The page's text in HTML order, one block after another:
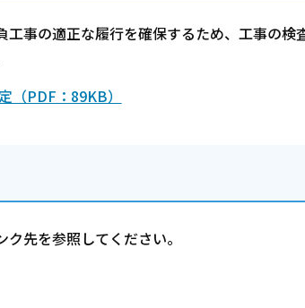
工事の適正な履行を確保するため、工事の
（PDF：89KB）
先を参照してください。